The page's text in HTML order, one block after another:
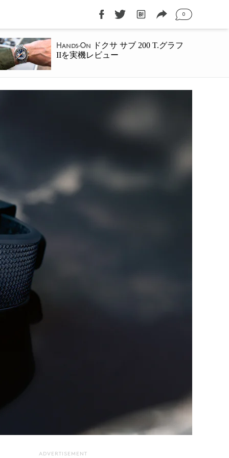
0
Hands-On
ドクサ サブ 200 T.グラフ
IIを実機レビュー
ADVERTISEMENT